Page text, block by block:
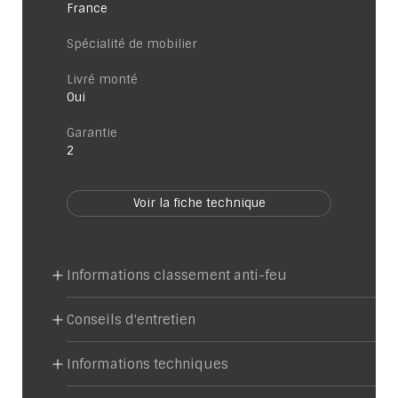
France
Spécialité de mobilier
Livré monté
Oui
garantie
2
Voir la fiche technique
Informations classement anti-feu
Conseils d'entretien
Informations techniques